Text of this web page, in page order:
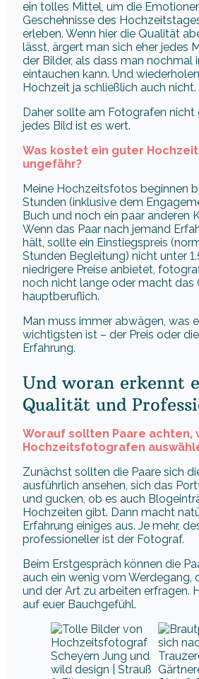
ein tolles Mittel, um die
Geschehnisse des
erleben. Wenn hier die Qualität
lässt, ärgert man sich eher jedes
der Bilder, als dass man nochmal
eintauchen kann. Und
Hochzeit ja schließlich auch nicht.
Daher sollte am Fotografen nicht
jedes Bild ist es wert.
Was kostet ein guter
ungefähr?
Meine Hochzeitsfotos beginnen
Stunden (inklusive dem
Buch und noch ein paar anderen
Wenn das Paar nach jemand
hält, sollte ein Einstiegspreis
Stunden Begleitung) nicht unter
niedrigere Preise anbietet,
noch nicht lange oder macht das
hauptberuflich.
Man muss immer abwägen, was
wichtigsten ist – der Preis oder
Erfahrung.
Und woran erkennt
Qualität und
Worauf sollten Paare achten,
Hochzeitsfotografen
Zunächst sollten die Paare sich
ausführlich ansehen, sich das
und gucken, ob es auch
Hochzeiten gibt. Dann macht
Erfahrung einiges aus. Je mehr,
professioneller ist der Fotograf.
Beim Erstgespräch können die
auch ein wenig vom Werdegang,
und der Art zu arbeiten erfragen.
auf euer Bauchgefühl.